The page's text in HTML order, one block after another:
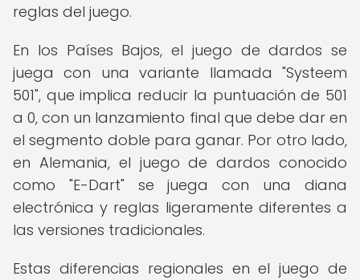
reglas del juego.
En los Países Bajos, el juego de dardos se
juega con una variante llamada "Systeem
501", que implica reducir la puntuación de 501
a 0, con un lanzamiento final que debe dar en
el segmento doble para ganar. Por otro lado,
en Alemania, el juego de dardos conocido
como "E-Dart" se juega con una diana
electrónica y reglas ligeramente diferentes a
las versiones tradicionales.
Estas diferencias regionales en el juego de